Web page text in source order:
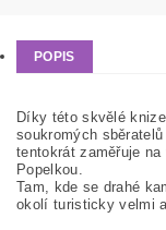
POPIS
Díky této skvělé
soukromých
tentokrát zaměřuje
Popelkou.
Tam, kde se drahé
okolí turisticky velmi